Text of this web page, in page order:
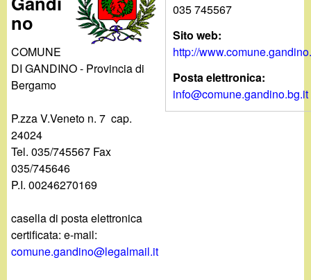
.
g
a
n
d
i
n
o
i
i
qui
no
COMUNE
DI GANDINO - Provincia di
Bergamo
P.zza V.Veneto n. 7 cap.
24024
Tel. 035/745567 Fax
035/745646
P.I. 00246270169
casella di posta elettronica
certificata: e-mail:
comune.gandino@legalmail.it
035 745567
Sito web:
http://
Posta elettronica:
info@comune.gandino.bg.it